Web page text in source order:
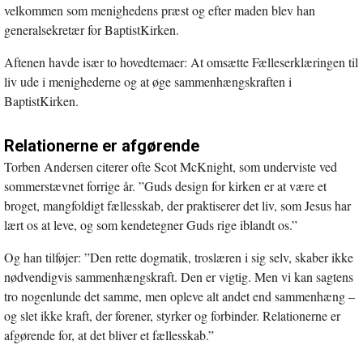
velkommen som menighedens præst og efter maden blev han
generalsekretær for BaptistKirken.
Aftenen havde især to hovedtemaer: At omsætte Fælleserklæringen til
liv ude i menighederne og at øge sammenhængskraften i
BaptistKirken.
Relationerne er afgørende
Torben Andersen citerer ofte Scot McKnight, som underviste ved
sommerstævnet forrige år. ”Guds design for kirken er at være et
broget, mangfoldigt fællesskab, der praktiserer det liv, som Jesus har
lært os at leve, og som kendetegner Guds rige iblandt os.”
Og han tilføjer: ”Den rette dogmatik, troslæren i sig selv, skaber ikke
nødvendigvis sammenhængskraft. Den er vigtig. Men vi kan sagtens
tro nogenlunde det samme, men opleve alt andet end sammenhæng –
og slet ikke kraft, der forener, styrker og forbinder. Relationerne er
afgørende for, at det bliver et fællesskab.”